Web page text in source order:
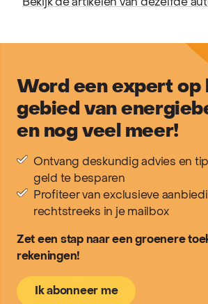
Bekijk de artikelen van dezelfde
Word een expert op
gebied van
en nog veel meer!
Ontvang deskundig advies en
geld te besparen
Profiteer van exclusieve
rechtstreeks in je mailbox
Zet een stap naar een groenere
rekeningen!
Ik abonneer me